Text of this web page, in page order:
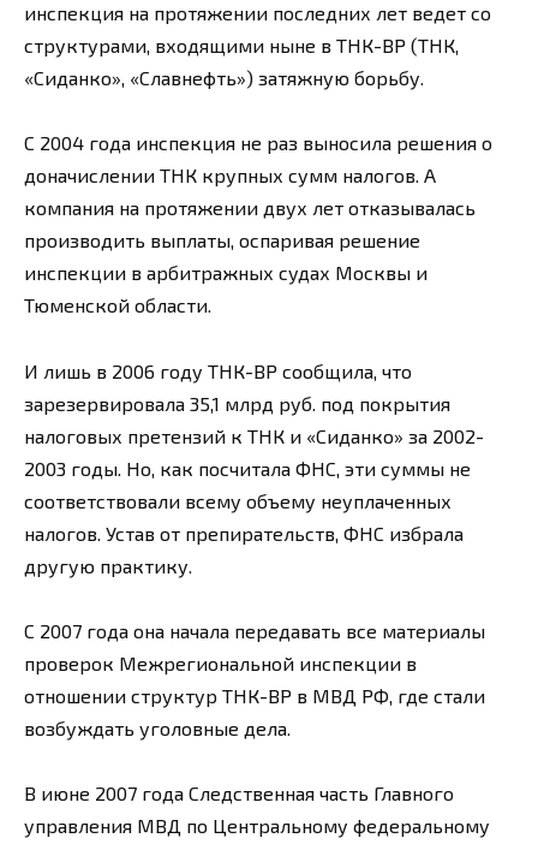
инспекция на протяжении последних лет ведет со
структурами, входящими ныне в ТНК-ВР (ТНК,
«Сиданко», «Славнефть») затяжную борьбу.
С 2004 года инспекция не раз выносила решения о
доначислении ТНК крупных сумм налогов. А
компания на протяжении двух лет отказывалась
производить выплаты, оспаривая решение
инспекции в арбитражных судах Москвы и
Тюменской области.
И лишь в 2006 году ТНК-ВР сообщила, что
зарезервировала 35,1 млрд руб. под покрытия
налоговых претензий к ТНК и «Сиданко» за 2002-
2003 годы. Но, как посчитала ФНС, эти суммы не
соответствовали всему объему неуплаченных
налогов. Устав от препирательств, ФНС избрала
другую практику.
С 2007 года она начала передавать все материалы
проверок Межрегиональной инспекции в
отношении структур ТНК-ВР в МВД РФ, где стали
возбуждать уголовные дела.
В июне 2007 года Следственная часть Главного
управления МВД по Центральному федеральному